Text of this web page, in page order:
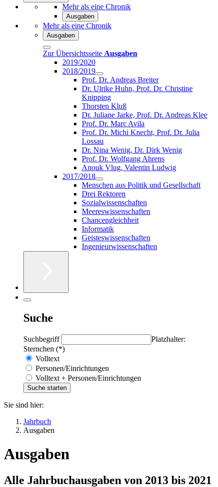
Mehr als eine Chronik
Ausgaben
Mehr als eine Chronik
Ausgaben
Zur Übersichtsseite Ausgaben
2019/2020
2018/2019
Prof. Dr. Andreas Breiter
Dr. Ulrike Huhn, Prof. Dr. Christine
Knipping
Thorsten Kluß
Dr. Juliane Jarke, Prof. Dr. Andreas Klee
Prof. Dr. Marc Avila
Prof. Dr. Michi Knecht, Prof. Dr. Julia
Lossau
Dr. Nina Wenig, Dr. Dirk Wenig
Prof. Dr. Wolfgang Ahrens
Anouk Vlug, Valentin Ludwig
2017/2018
Menschen aus Politik und Gesellschaft
Drei Rektoren
Sozialwissenschaften
Meereswissenschaften
Chancengleichheit
Informatik
Geisteswissenschaften
Ingenieurwissenschaften
Suche
Suchbegriff
Platzhalter:
Sternchen (*)
Volltext
Personen/Einrichtungen
Volltext + Personen/Einrichtungen
Sie sind hier:
Jahrbuch
Ausgaben
Ausgaben
Alle Jahrbuchausgaben von 2013 bis 2021